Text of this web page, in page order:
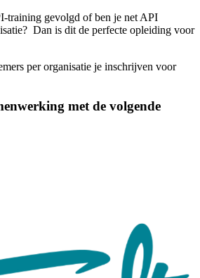
training gevolgd of ben je net API
Dan is dit de perfecte opleiding voor
per organisatie je inschrijven voor
met de volgende